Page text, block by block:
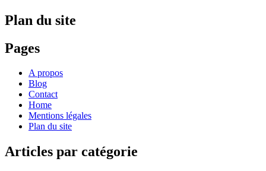
Plan du site
Pages
A propos
Blog
Contact
Home
Mentions légales
Plan du site
Articles par catégorie